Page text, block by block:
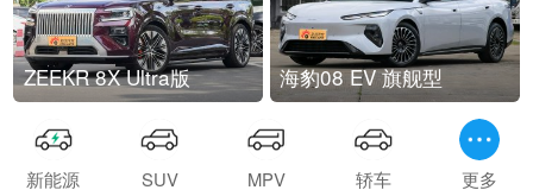
ZEEKR 8X Ultra版 海豹08 EV 旗舰型
新能源 SUV MPV 轿车 更多